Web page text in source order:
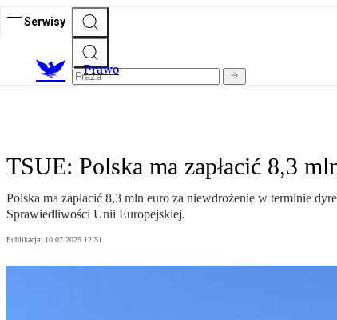
Serwisy
Prawo
TSUE: Polska ma zapłacić 8,3
Polska ma zapłacić 8,3 mln euro za niewdrożenie w terminie
Sprawiedliwości Unii Europejskiej.
Publikacja: 10.07.2025 12:51